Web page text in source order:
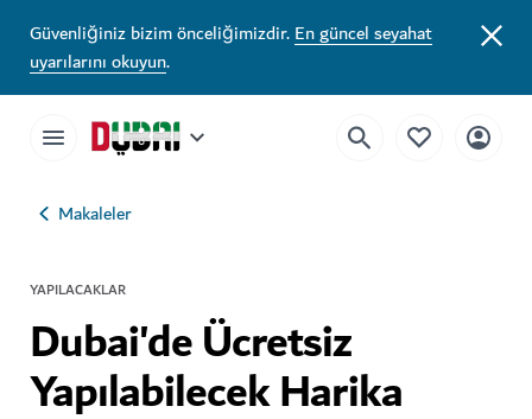
Güvenliğiniz bizim önceliğimizdir.En güncel seyahat
uyarılarını okuyun.
Makaleler
YAPILACAKLAR
Dubai'de Ücretsiz
Yapılabilecek Harika